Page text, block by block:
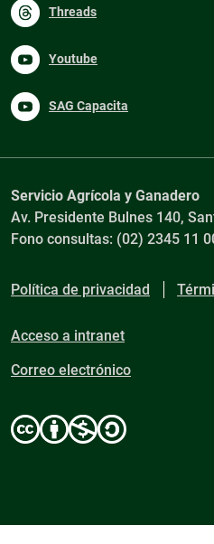
Threads
Youtube
SAG Capacita
Servicio Agrícola y Ganadero
Av. Presidente Bulnes 140,
Fono consultas: (02) 2345 11
Política de privacidad
Acceso a intranet
Correo electrónico